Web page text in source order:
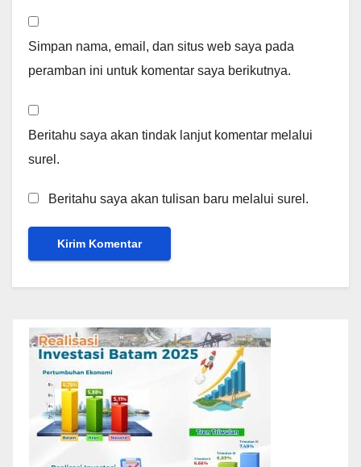
Simpan nama, email, dan situs web saya pada
peramban ini untuk komentar saya berikutnya.
Beritahu saya akan tindak lanjut komentar melalui
surel.
Beritahu saya akan tulisan baru melalui surel.